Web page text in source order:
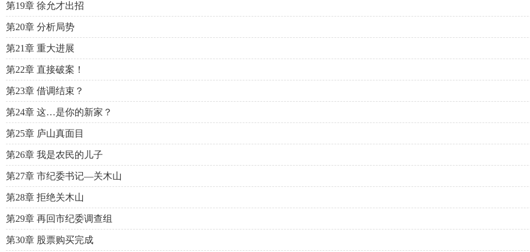
第19章 徐允才出招
第20章 分析局势
第21章 重大进展
第22章 直接破案！
第23章 借调结束？
第24章 这…是你的新家？
第25章 庐山真面目
第26章 我是农民的儿子
第27章 市纪委书记—关木山
第28章 拒绝关木山
第29章 再回市纪委调查组
第30章 股票购买完成